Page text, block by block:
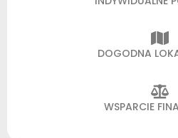
DOGODNA
WSPARCIE